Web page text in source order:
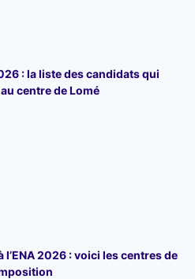
: la liste des candidats qui
centre de Lomé
l’ENA 2026 : voici les centres de